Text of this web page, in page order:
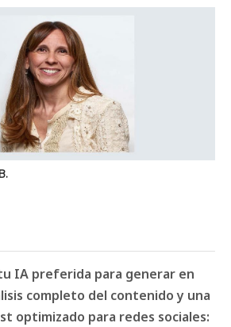
IA preferida para generar en
completo del contenido y una
optimizado para redes sociales: